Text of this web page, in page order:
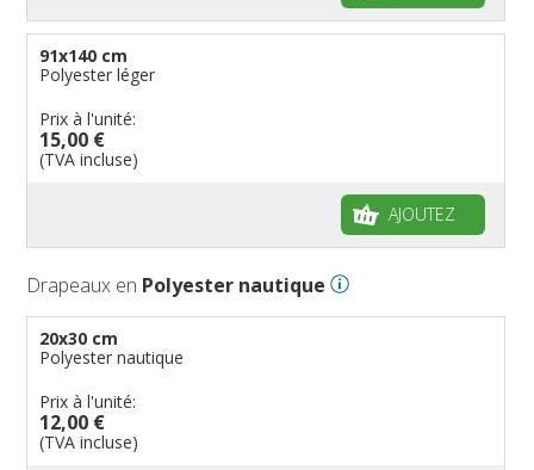
91x140 cm
Polyester léger
Prix à l'unité:
15,00 €
(TVA incluse)
AJOUTEZ
Drapeaux en Polyester nautique
20x30 cm
Polyester nautique
Prix à l'unité:
12,00 €
(TVA incluse)